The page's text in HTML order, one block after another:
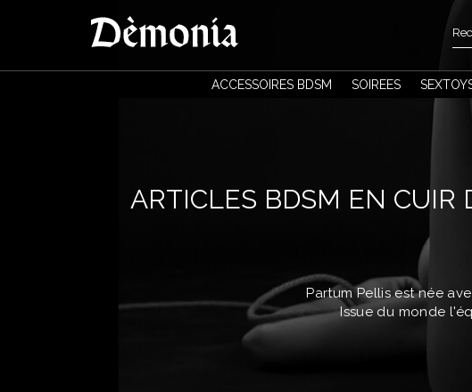
ACCESSOIRES BDSM SOIREES
ARTICLES BDSM EN CUIR
Partum Pellis est née
Issue du monde